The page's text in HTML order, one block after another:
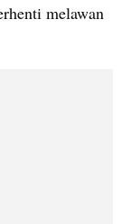
melawan